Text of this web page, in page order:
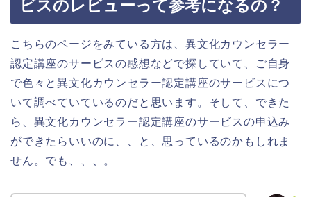
ビスのレビューって参考になるの？
こちらのページをみている方は、異文化カウンセラー
認定講座のサービスの感想などで探していて、ご自身
で色々と異文化カウンセラー認定講座のサービスにつ
いて調べていているのだと思います。そして、できた
ら、異文化カウンセラー認定講座のサービスの申込み
ができたらいいのに、、と、思っているのかもしれま
せん。でも、、、。